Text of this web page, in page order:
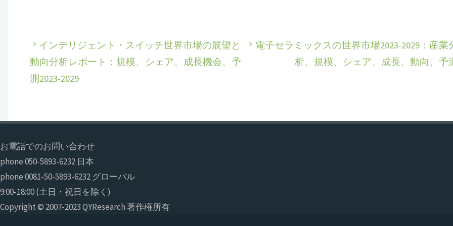
インテリジェント・スイッチ世界市場の展望と
動向分析レポート：規模、シェア、成長機会、予
測2023-2029
電子セラミックスの世界市場2023-2029：産業
析、規模、シェア、成長、動向、予
お電話でのお問い合わせ
phone 050-5893-6232 日本
phone 0081-50-5893-6232 グローバル
9:00-18:00 (土日・祝日を除く)
Copyright © 2007-2023 QYResearch 著作権所有